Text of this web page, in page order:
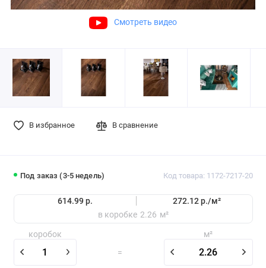
Смотреть видео
Под заказ (3-5 недель) Код товара: 1172-7217-20
614.99 р. 272.12 р./м²
в коробке 2.26 м²
коробок
=
м²
В избранное В сравнение